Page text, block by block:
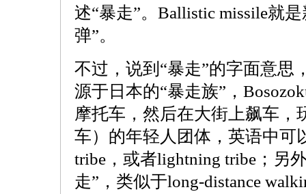
述“暴走”。Ballistic missile就
弹”。
不过，说到“暴走”的字面意思
源于日本的“暴走族”，
摩托车，然后在大街上飙车，
车）的年轻人团体，英语中可
tribe，或者lightning tribe；另
走”，类似于long-distance